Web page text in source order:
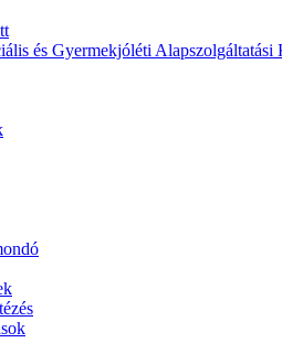
és Gyermekjóléti Alapszolgáltatási